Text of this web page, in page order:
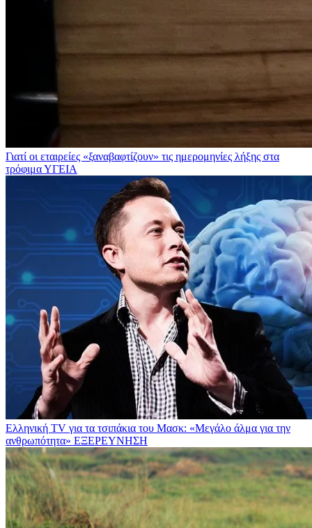
Γιατί οι εταιρείες «ξαναβαφτίζουν» τις ημερομηνίες λήξης στα
τρόφιμαΥΓΕΙΑ
Ελληνική TV για τα τσιπάκια του Μασκ: «Μεγάλο άλμα για την
ανθρωπότητα» ΕΞΕΡΕΥΝΗΣΗ